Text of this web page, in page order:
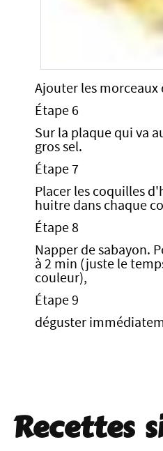
Ajouter les morceaux
Étape 6
Sur la plaque qui va
gros sel.
Étape 7
Placer les coquilles
huitre dans chaque
Étape 8
Napper de sabayon.
à 2 min (juste le
couleur),
Étape 9
déguster
Recettes